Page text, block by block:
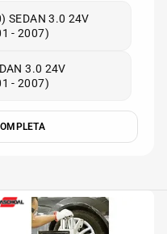
SEDAN 3.0 24V
- 2007)
3.0 24V
- 2007)